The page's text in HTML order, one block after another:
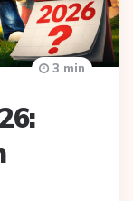
3 min